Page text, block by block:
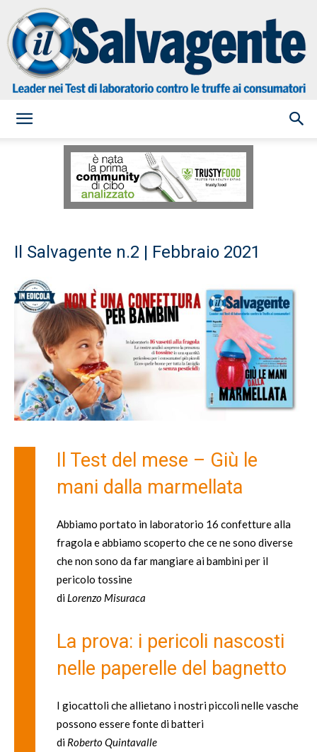
Salvagente
Il Salvagente n.2 | Febbraio 2021
Il Test del mese – Giù le
mani dalla marmellata
Abbiamo portato in laboratorio 16 confetture alla
fragola e abbiamo scoperto che ce ne sono diverse
che non sono da far mangiare ai bambini per il
pericolo tossine
di Lorenzo Misuraca
La prova: i pericoli nascosti
nelle paperelle del bagnetto
I giocattoli che allietano i nostri piccoli nelle vasche
possono essere fonte di batteri
di Roberto Quintavalle